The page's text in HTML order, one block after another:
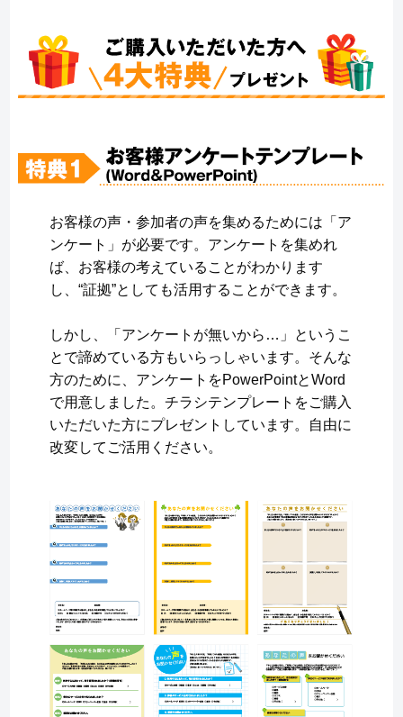
お客様の声・参加者の声を集めるためには「ア
ンケート」が必要です。アンケートを集めれ
ば、お客様の考えていることがわかります
し、“証拠”としても活用することができます。
しかし、「アンケートが無いから…」というこ
とで諦めている方もいらっしゃいます。そんな
方のために、アンケートをPowerPointとWord
で用意しました。チラシテンプレートをご購入
いただいた方にプレゼントしています。自由に
改変してご活用ください。